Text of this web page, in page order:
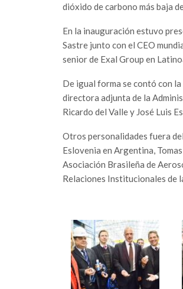
dióxido de carbono más baja
En la inauguración estuvo
Sastre junto con el CEO
senior de Exal Group en
De igual forma se contó con
directora adjunta de la
Ricardo del Valle y José Luis
Otros personalidades fuera
Eslovenia en Argentina,
Asociación Brasileña de
Relaciones Institucionales de